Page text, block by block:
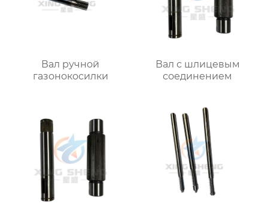
Вал ручной
газонокосилки
Вал с шлицевым
соединением